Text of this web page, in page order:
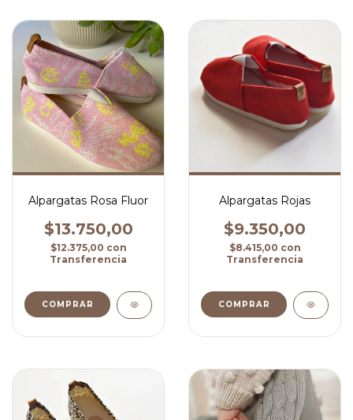
Alpargatas Rosa Fluor
$13.750,00
$12.375,00 con
Transferencia
COMPRAR
Alpargatas Rojas
$9.350,00
$8.415,00 con
Transferencia
COMPRAR